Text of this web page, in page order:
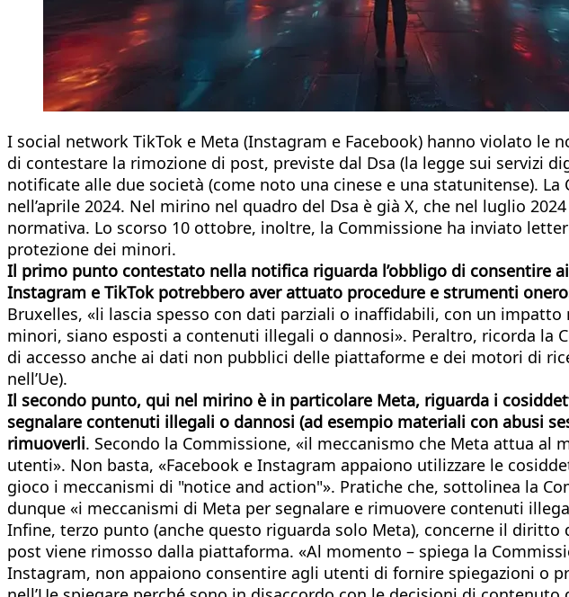
I social network TikTok e Meta (Instagram e Facebook) hanno violato
di contestare la rimozione di post, previste dal Dsa (la legge sui servizi
notificate alle due società (come noto una cinese e una statunitense).
nell’aprile 2024. Nel mirino nel quadro del Dsa è già X, che nel luglio
normativa. Lo scorso 10 ottobre, inoltre, la Commissione ha inviato
protezione dei minori.
Il primo punto contestato nella notifica riguarda l’obbligo di consentire
Instagram e TikTok potrebbero aver attuato procedure e strumenti
Bruxelles, «li lascia spesso con dati parziali o inaffidabili, con un
minori, siano esposti a contenuti illegali o dannosi». Peraltro, ricorda la
di accesso anche ai dati non pubblici delle piattaforme e dei motori di
nell’Ue).
Il secondo punto, qui nel mirino è in particolare Meta, riguarda i
segnalare contenuti illegali o dannosi (ad esempio materiali con abusi
rimuoverli. Secondo la Commissione, «il meccanismo che Meta attua
utenti». Non basta, «Facebook e Instagram appaiono utilizzare le
gioco i meccanismi di "notice and action"». Pratiche che, sottolinea la
dunque «i meccanismi di Meta per segnalare e rimuovere contenuti
Infine, terzo punto (anche questo riguarda solo Meta), concerne il
post viene rimosso dalla piattaforma. «Al momento – spiega la
Instagram, non appaiono consentire agli utenti di fornire spiegazioni o